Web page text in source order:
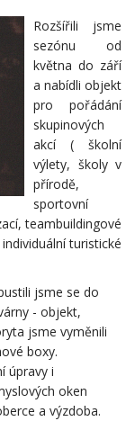
Rozšířili jsme
sezónu od
května do září
a nabídli objekt
pro pořádání
skupinových
akcí ( školní
výlety, školy v
přírodě,
sportovní
teambuildingové
turistické
jsme se do
- objekt,
jsme vyměnili
boxy.
úpravy i
oken
a výzdoba.